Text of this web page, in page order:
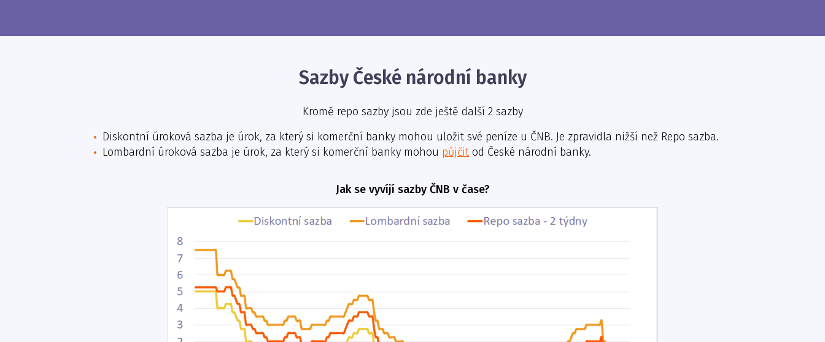
Sazby České národní banky
Kromě repo sazby jsou zde ještě další 2 sazby
Diskontní úroková sazba je úrok, za který si komerční banky mohou uložit své peníze u ČNB. Je zpravidla nižší než Repo sazba.
Lombardní úroková sazba je úrok, za který si komerční banky mohou půjčit od České národní banky.
Jak se vyvíjí sazby ČNB v čase?